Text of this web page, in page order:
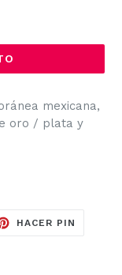
mexicana,
oro / plata y
HACER PIN